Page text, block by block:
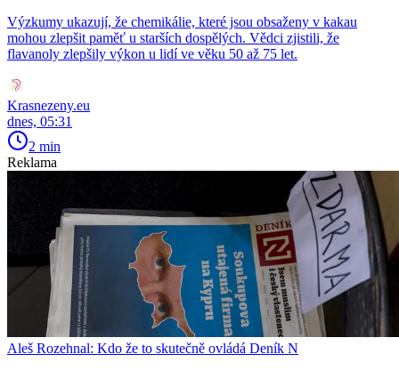
Výzkumy ukazují, že chemikálie, které jsou obsaženy v kakau
mohou zlepšit paměť u starších dospělých. Vědci zjistili, že
flavanoly zlepšily výkon u lidí ve věku 50 až 75 let.
Krasnezeny.eu
dnes, 05:31
2 min
Reklama
Aleš Rozehnal: Kdo že to skutečně ovládá Deník N